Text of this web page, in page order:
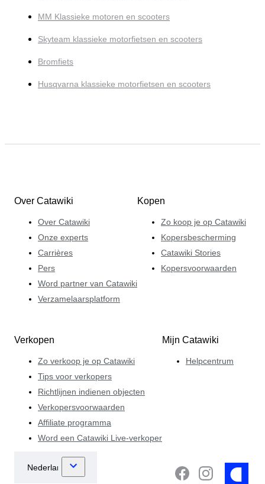
MM Klassieke motoren en scooters
Skyteam klassieke motorfietsen en scooters
Bromfiets
Husqvarna klassieke motorfietsen en scooters
Over Catawiki
Over Catawiki
Onze experts
Carrières
Pers
Word partner van Catawiki
Verzamelaarsplatform
Kopen
Zo koop je op Catawiki
Kopersbescherming
Catawiki Stories
Kopersvoorwaarden
Verkopen
Zo verkoop je op Catawiki
Tips voor verkopers
Richtlijnen indienen objecten
Verkopersvoorwaarden
Affiliate programma
Word een Catawiki Live-verkoper
Mijn Catawiki
Helpcentrum